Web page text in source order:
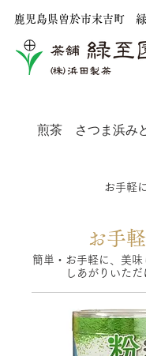
鹿児島県曽於市末吉町
煎茶 さつま浜み
お手軽に
お手
簡単・お手軽に、美味
しあがりいただ